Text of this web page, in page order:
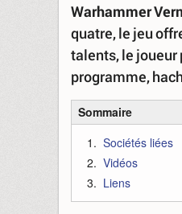
Warhammer
quatre, le jeu
talents, le joueur
programme,
Sommaire
Sociétés liées
Vidéos
Liens